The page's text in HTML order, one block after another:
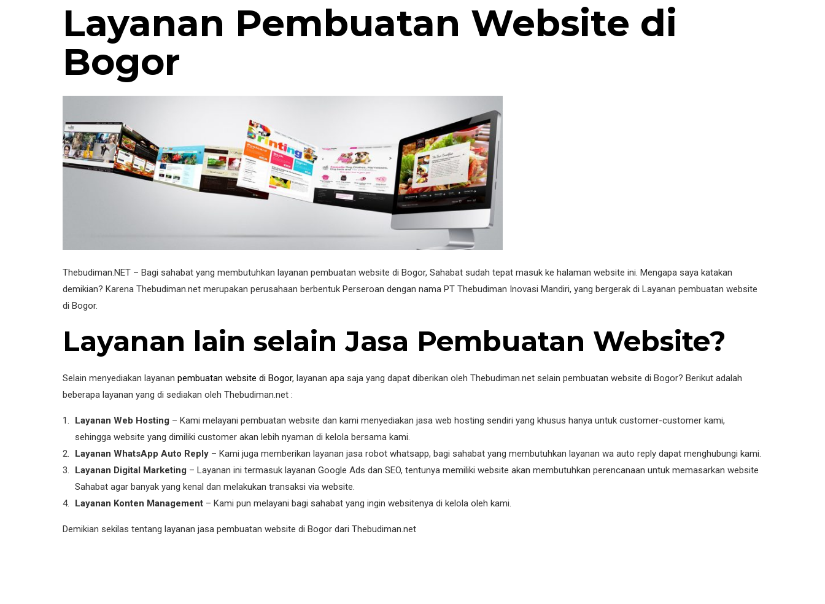
Layanan Pembuatan Website di
Bogor
Thebudiman.NET – Bagi sahabat yang membutuhkan layanan pembuatan website di Bogor, Sahabat sudah tepat masuk ke halaman website ini. Mengapa saya katakan
demikian? Karena Thebudiman.net merupakan perusahaan berbentuk Perseroan dengan nama PT Thebudiman Inovasi Mandiri, yang bergerak di Layanan pembuatan website
di Bogor.
Layanan lain selain Jasa Pembuatan Website?
Selain menyediakan layanan pembuatan website di Bogor, layanan apa saja yang dapat diberikan oleh Thebudiman.net selain pembuatan website di Bogor? Berikut adalah
beberapa layanan yang di sediakan oleh Thebudiman.net :
Layanan Web Hosting – Kami melayani pembuatan website dan kami menyediakan jasa web hosting sendiri yang khusus hanya untuk customer-customer kami,
sehingga website yang dimiliki customer akan lebih nyaman di kelola bersama kami.
Layanan WhatsApp Auto Reply – Kami juga memberikan layanan jasa robot whatsapp, bagi sahabat yang membutuhkan layanan wa auto reply dapat menghubungi kami.
Layanan Digital Marketing – Layanan ini termasuk layanan Google Ads dan SEO, tentunya memiliki website akan membutuhkan perencanaan untuk memasarkan website
Sahabat agar banyak yang kenal dan melakukan transaksi via website.
Layanan Konten Management – Kami pun melayani bagi sahabat yang ingin websitenya di kelola oleh kami.
Demikian sekilas tentang layanan jasa pembuatan website di Bogor dari Thebudiman.net